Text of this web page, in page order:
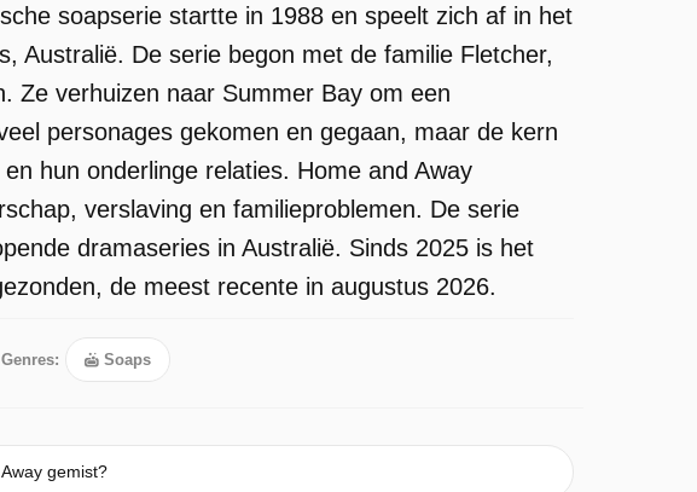
soapserie startte in 1988 en speelt zich af in het
Australië. De serie begon met de familie Fletcher,
Ze verhuizen naar Summer Bay om een
personages gekomen en gegaan, maar de kern
hun onderlinge relaties. Home and Away
verslaving en familieproblemen. De serie
dramaseries in Australië. Sinds 2025 is het
de meest recente in augustus 2026.
Genres: Soaps
gemist?